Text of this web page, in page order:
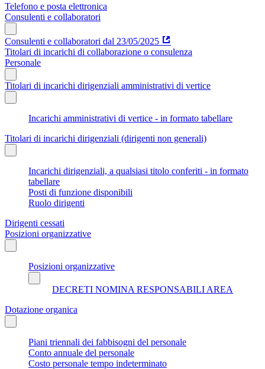
Telefono e posta elettronica
Consulenti e collaboratori
Consulenti e collaboratori dal 23/05/2025
Titolari di incarichi di collaborazione o consulenza
Personale
Titolari di incarichi dirigenziali amministrativi di vertice
Incarichi amministrativi di vertice - in formato tabellare
Titolari di incarichi dirigenziali (dirigenti non generali)
Incarichi dirigenziali, a qualsiasi titolo conferiti - in formato
tabellare
Posti di funzione disponibili
Ruolo dirigenti
Dirigenti cessati
Posizioni organizzative
Posizioni organizzative
DECRETI NOMINA RESPONSABILI AREA
Dotazione organica
Piani triennali dei fabbisogni del personale
Conto annuale del personale
Costo personale tempo indeterminato